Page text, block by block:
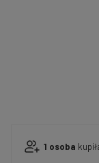
1 osoba